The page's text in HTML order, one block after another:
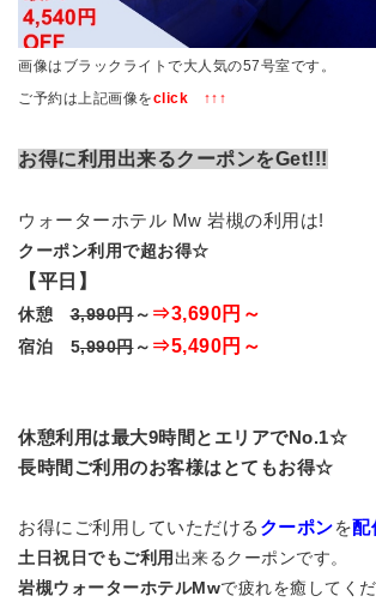
画像はブラックライトで大人気の57号室です。
ご予約は上記画像をclick ↑↑↑
お得に利用出来るクーポンをGet!!!
ウォーターホテル Mw 岩槻の利用は!
クーポン利用で超お得☆
【平日】
休憩3,990円～ ⇒3,690円～
宿泊 5,990円～ ⇒5,490円～
休憩利用は最大9時間とエリアでNo.1☆
長時間ご利用のお客様はとてもお得☆
お得にご利用していただける クーポンを配
土日祝日でもご利用出来るクーポンです。
岩槻ウォーターホテルMwで疲れを癒してくだ